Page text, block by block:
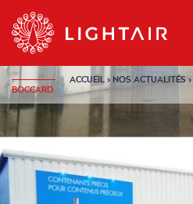
Aller au contenu
ACCUEIL› NOS ACTUALITÉS›
BOCCARD